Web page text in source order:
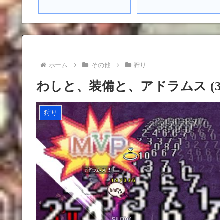
ホーム その他 狩り
わしと、装備と、アドラムス
狩り